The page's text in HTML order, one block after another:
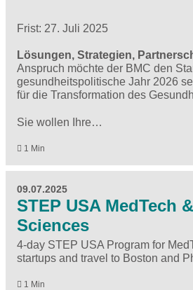
Frist: 27. Juli 2025
Lösungen, Strategien,
Anspruch möchte der BMC den
gesundheitspolitische Jahr 2026
für die Transformation des
Sie wollen Ihre…
1 Min
09.07.2025
STEP USA MedTech
Sciences
4-day STEP USA Program for
startups and travel to Boston and
1 Min